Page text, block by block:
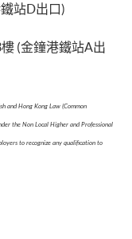
站D出口)
(金鐘港鐵站A出
and Hong Kong Law (Common
the Non Local Higher and Professional
to recognize any qualification to